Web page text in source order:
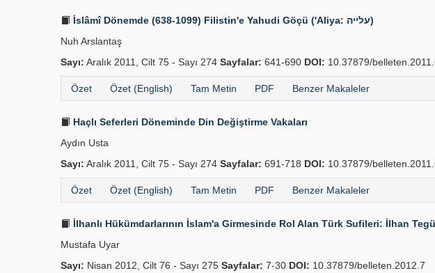
İslâmî Dönemde (638-1099) Filistin'e Yahudi Göçü ('Aliya: עלייה)
Nuh Arslantaş
Sayı: Aralık 2011, Cilt 75 - Sayı 274 Sayfalar: 641-690 DOI: 10.37879/
Özet Özet (English) Tam Metin PDF Benzer Makaleler
Haçlı Seferleri Döneminde Din Değiştirme Vakaları
Aydın Usta
Sayı: Aralık 2011, Cilt 75 - Sayı 274 Sayfalar: 691-718 DOI: 10.37879/
Özet Özet (English) Tam Metin PDF Benzer Makaleler
İlhanlı Hükümdarlarının İslam'a Girmesinde Rol Alan Türk Sufileri: İlhan
Mustafa Uyar
Sayı: Nisan 2012, Cilt 76 - Sayı 275 Sayfalar: 7-30 DOI: 10.37879/belleten.2012.7